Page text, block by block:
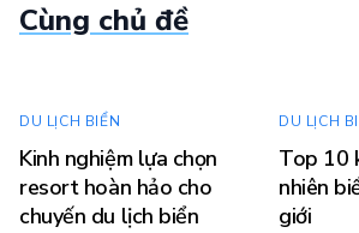
Cùng chủ đề
DU LỊCH BIỂN
Kinh nghiệm lựa chọn
resort hoàn hảo cho
chuyến du lịch biển
DU LỊCH
Top 10
nhiên
giới